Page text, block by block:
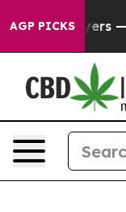
AGP PICKS— the